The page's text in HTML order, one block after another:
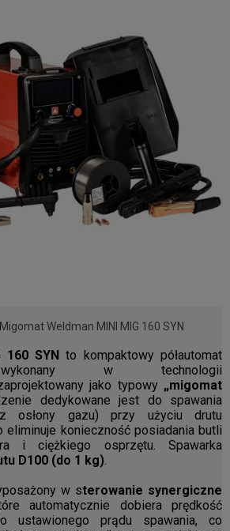
Weldman MINI MIG 160 SYN
160 SYN to kompaktowy półautomat
w technologii
jako typowy „migomat
dedykowane jest do spawania
osłony gazu) przy użyciu drutu
eliminuje konieczność posiadania butli
i ciężkiego osprzętu. Spawarka
D100 (do 1 kg).
w sterowanie synergiczne
automatycznie dobiera prędkość
ustawionego prądu spawania, co